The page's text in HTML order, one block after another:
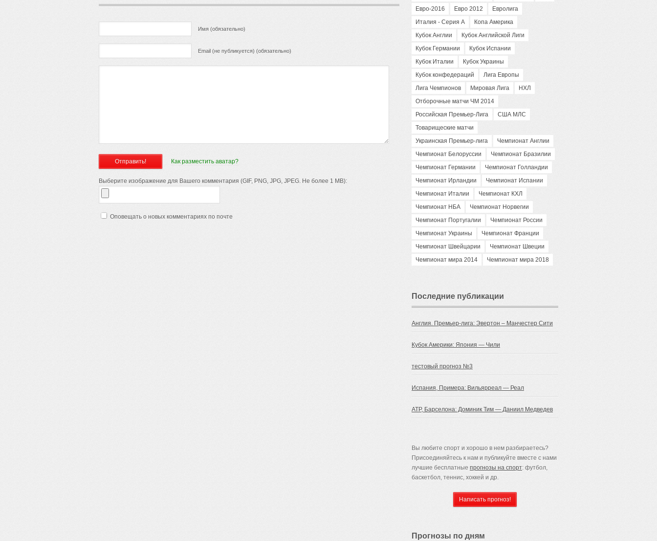
Имя (обязательно)
Email (не публикуется) (обязательно)
Как разместить аватар?
Выберите изображение для Вашего комментария (GIF, PNG, JPG, JPEG. Не более 1 MB):
Оповещать о новых комментариях по почте
Евро-2016
Евро 2012
Евролига
Италия - Серия А
Копа Америка
Кубок Англии
Кубок Английской Лиги
Кубок Германии
Кубок Испании
Кубок Италии
Кубок Украины
Кубок конфедераций
Лига Европы
Лига Чемпионов
Мировая Лига
НХЛ
Отборочные матчи ЧМ 2014
Российская Премьер-Лига
США МЛС
Товарищеские матчи
Украинская Премьер-лига
Чемпионат Англии
Чемпионат Белоруссии
Чемпионат Бразилии
Чемпионат Германии
Чемпионат Голландии
Чемпионат Ирландии
Чемпионат Испании
Чемпионат Италии
Чемпионат КХЛ
Чемпионат НБА
Чемпионат Норвегии
Чемпионат Португалии
Чемпионат России
Чемпионат Украины
Чемпионат Франции
Чемпионат Швейцарии
Чемпионат Швеции
Чемпионат мира 2014
Чемпионат мира 2018
Последние публикации
Англия. Премьер-лига: Эвертон – Манчестер Сити
Кубок Америки: Япония — Чили
тестовый прогноз №3
Испания, Примера: Вильярреал — Реал
ATP, Барселона: Доминик Тим — Даниил Медведев
Вы любите спорт и хорошо в нем разбираетесь?
Присоединяйтесь к нам и публикуйте вместе с нами
лучшие бесплатные прогнозы на спорт: футбол,
баскетбол, теннис, хоккей и др.
Прогнозы по дням